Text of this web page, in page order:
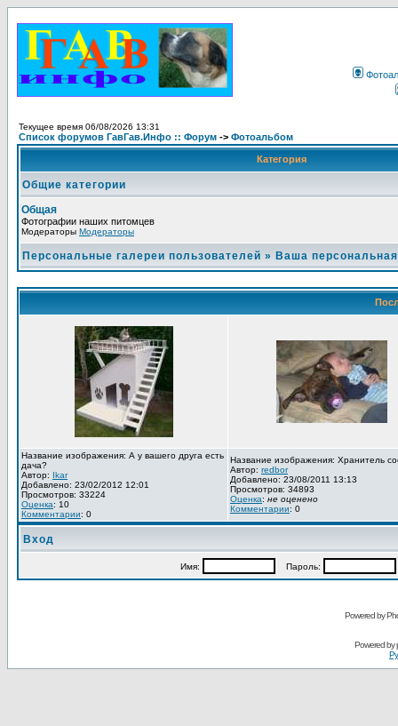
Текущее время 06/08/2026 13:31
Список форумов ГавГав.Инфо :: Форум -> Фотоальбом
Категория
Общие категории
Общая
Фотографии наших питомцев
Модераторы Модераторы
Персональные галереи пользователей » Ваша
Название изображения: А у вашего друга есть
дача?
Автор: Ikar
Добавлено: 23/02/2012 12:01
Просмотров: 33224
Оценка: 10
Комментарии: 0
Название изображения: Хранитель
Автор: redbor
Добавлено: 23/08/2011 13:13
Просмотров: 34893
Оценка: не оценено
Комментарии: 0
Вход
Имя: Пароль:
Powered by
Powered by